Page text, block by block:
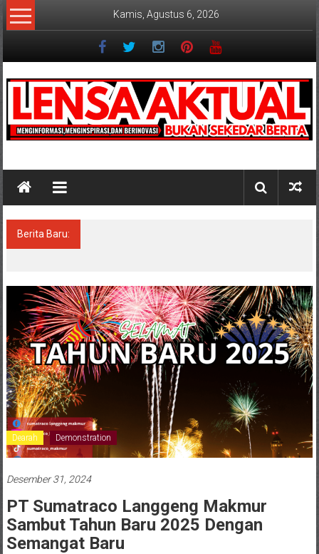
Lompat
ke
Kamis, Agustus 6, 2026
Berita Baru:
Dearah Demonstration
Desember 31, 2024
PT Sumatraco Langgeng Makmur
Sambut Tahun Baru 2025 Dengan
Semangat Baru